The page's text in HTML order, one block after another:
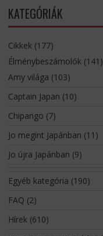
KATEGÓRIÁK
Cikkek(177)
Élménybeszámolók(141)
Amy világa (103)
Captain Japan (10)
Chipango (7)
Jo megint Japánban (11)
Jo újra Japánban (9)
Egyéb kategória (190)
FAQ (2)
Hírek(610)